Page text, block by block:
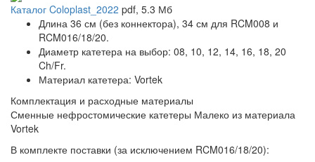
Каталог Coloplast_2022 pdf, 5.3 Мб
Длина 36 см (без коннектора), 34 см для RCM008 и
RCM016/18/20.
Диаметр катетера на выбор: 08, 10, 12, 14, 16, 18, 20
Ch/Fr.
Материал катетера: Vortek
Комплектация и расходные материалы
Сменные нефростомические катетеры Малеко из материала
Vortek
В комплекте поставки (за исключением RCM016/18/20):